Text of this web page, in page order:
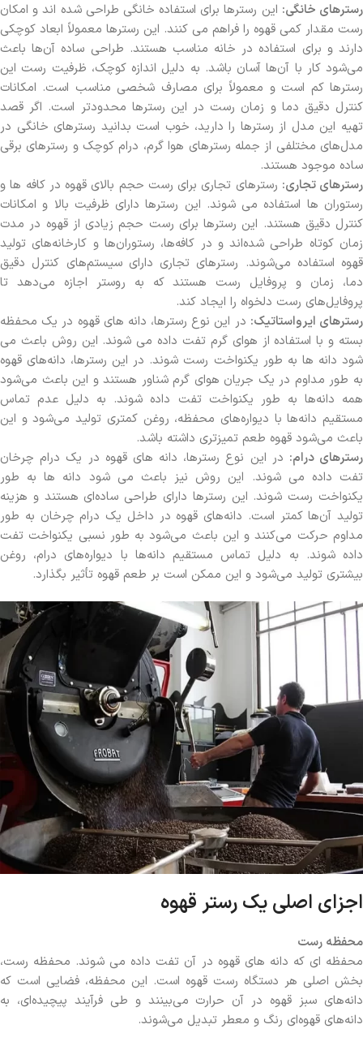
رسترهای خانگی: این رسترها برای استفاده خانگی طراحی شده اند و امکان
رست مقدار کمی قهوه را فراهم می کنند. این رسترها معمولاً ابعاد کوچکی
دارند و برای استفاده در خانه مناسب هستند. طراحی ساده آن‌ها باعث
می‌شود کار با آن‌ها آسان باشد. به دلیل اندازه کوچک، ظرفیت رست این
رسترها کم است و معمولاً برای مصارف شخصی مناسب است. امکانات
کنترل دقیق دما و زمان رست در این رسترها محدودتر است. اگر قصد
تهیه این مدل از رسترها را دارید، خوب است بدانید رسترهای خانگی در
مدل‌های مختلفی از جمله رسترهای هوا گرم، درام کوچک و رسترهای برقی
ساده موجود هستند.
رسترهای تجاری: رسترهای تجاری برای رست حجم بالای قهوه در کافه ها و
رستوران ها استفاده می شوند. این رسترها دارای ظرفیت بالا و امکانات
کنترل دقیق هستند. این رسترها برای رست حجم زیادی از قهوه در مدت
زمان کوتاه طراحی شده‌اند و در کافه‌ها، رستوران‌ها و کارخانه‌های تولید
قهوه استفاده می‌شوند. رسترهای تجاری دارای سیستم‌های کنترل دقیق
دما، زمان و پروفایل رست هستند که به روستر اجازه می‌دهد تا
پروفایل‌های رست دلخواه را ایجاد کند.
رسترهای ایرواستاتیک: در این نوع رسترها، دانه های قهوه در یک محفظه
بسته و با استفاده از هوای گرم تفت داده می شوند. این روش باعث می
شود دانه ها به طور یکنواخت رست شوند. در این رسترها، دانه‌های قهوه
به طور مداوم در یک جریان هوای گرم شناور هستند و این باعث می‌شود
همه دانه‌ها به طور یکنواخت تفت داده شوند. به دلیل عدم تماس
مستقیم دانه‌ها با دیواره‌های محفظه، روغن کمتری تولید می‌شود و این
باعث می‌شود قهوه طعم تمیزتری داشته باشد.
رسترهای درام: در این نوع رسترها، دانه های قهوه در یک درام چرخان
تفت داده می شوند. این روش نیز باعث می شود دانه ها به طور
یکنواخت رست شوند. این رسترها دارای طراحی ساده‌ای هستند و هزینه
تولید آن‌ها کمتر است. دانه‌های قهوه در داخل یک درام چرخان به طور
مداوم حرکت می‌کنند و این باعث می‌شود به طور نسبی یکنواخت تفت
داده شوند. به دلیل تماس مستقیم دانه‌ها با دیواره‌های درام، روغن
بیشتری تولید می‌شود و این ممکن است بر طعم قهوه تأثیر بگذارد.
اجزای اصلی یک رستر قهوه
محفظه رست
محفظه ای که دانه های قهوه در آن تفت داده می شوند. محفظه رست،
بخش اصلی هر دستگاه رست قهوه است. این محفظه، فضایی است که
دانه‌های سبز قهوه در آن حرارت می‌بینند و طی فرآیند پیچیده‌ای، به
دانه‌های قهوه‌ای رنگ و معطر تبدیل می‌شوند.